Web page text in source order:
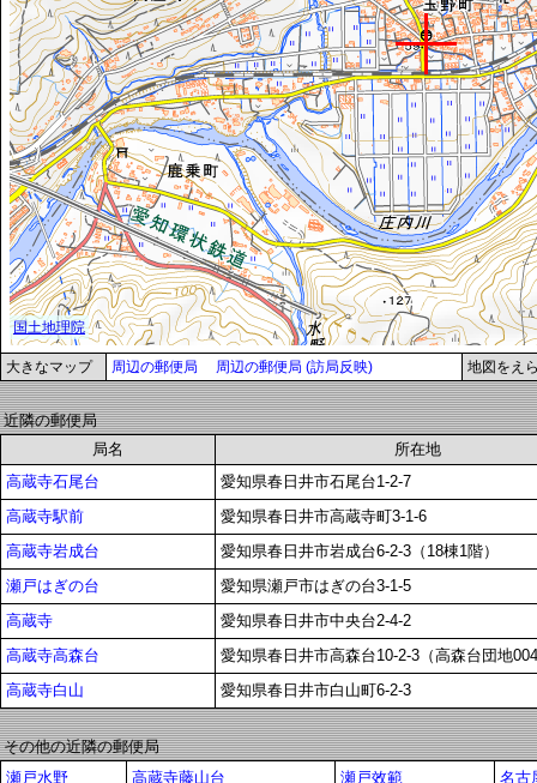
大きなマップ 周辺の郵便局 周辺の郵便局 (訪局反映) 地図をえ
近隣の郵便局
局名
所在地
高蔵寺石尾台
愛知県春日井市石尾台1-2-7
高蔵寺駅前
愛知県春日井市高蔵寺町3-1-6
高蔵寺岩成台
愛知県春日井市岩成台6-2-3（18棟1階）
瀬戸はぎの台
愛知県瀬戸市はぎの台3-1-5
高蔵寺
愛知県春日井市中央台2-4-2
高蔵寺高森台
愛知県春日井市高森台10-2-3（高森台団地
高蔵寺白山
愛知県春日井市白山町6-2-3
その他の近隣の郵便局
瀬戸水野
高蔵寺藤山台 瀬戸效範
名古